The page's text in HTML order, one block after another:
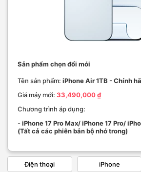
Sản phẩm chọn đổi mới
Tên sản phẩm: iPhone Air 1TB - Chính
Giá máy mới: 33,490,000 ₫
Chương trình áp dụng:
- iPhone 17 Pro Max/ iPhone 17 Pro/
(Tất cả các phiên bản bộ nhớ trong)
Điện thoại iPhone